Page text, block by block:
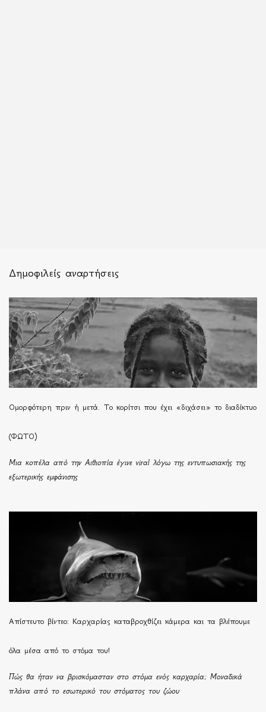
Δημοφιλείς αναρτήσεις
Ομορφότερη πριν ή μετά. Το κορίτσι που έχει «διχάσει» το διαδίκτυο
(ΦΩΤΟ)
Μια κοπέλα από την Αιθιοπία έγινε viral λόγω της εντυπωσιακής της
εξωτερικής εμφάνισης
Απίστευτο βίντεο: Καρχαρίας καταβροχθίζει κάμερα και τα βλέπουμε
όλα μέσα από το στόμα του!
Πώς θα ήταν να βρισκόμασταν στο στόμα ενός καρχαρία; Μοναδικά
πλάνα από το εσωτερικό του στόματος του ζώου